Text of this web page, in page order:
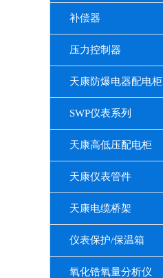
补偿器
压力控制器
天康防爆电器配电柜
SWP仪表系列
天康高低压配电柜
天康仪表管件
天康电缆桥架
仪表保护/保温箱
氧化锆氧量分析仪